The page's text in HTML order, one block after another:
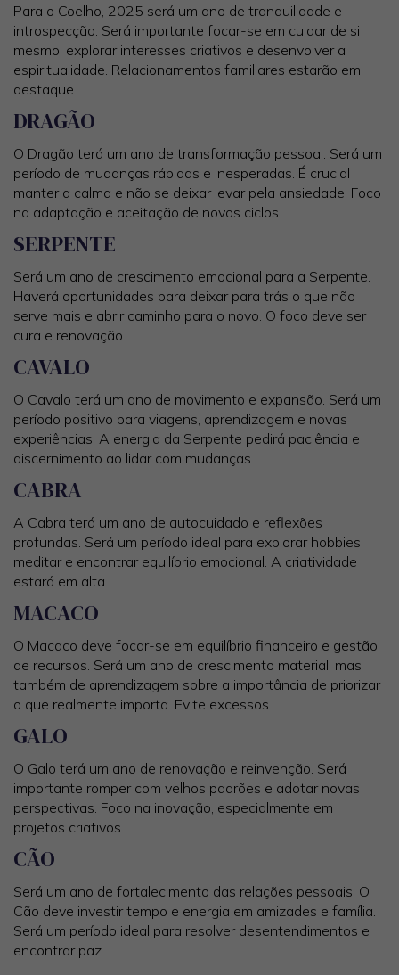
Para o Coelho, 2025 será um ano de tranquilidade e
introspecção. Será importante focar-se em cuidar de si
mesmo, explorar interesses criativos e desenvolver a
espiritualidade. Relacionamentos familiares estarão em
destaque.
DRAGÃO
O Dragão terá um ano de transformação pessoal. Será um
período de mudanças rápidas e inesperadas. É crucial
manter a calma e não se deixar levar pela ansiedade. Foco
na adaptação e aceitação de novos ciclos.
SERPENTE
Será um ano de crescimento emocional para a Serpente.
Haverá oportunidades para deixar para trás o que não
serve mais e abrir caminho para o novo. O foco deve ser
cura e renovação.
CAVALO
O Cavalo terá um ano de movimento e expansão. Será um
período positivo para viagens, aprendizagem e novas
experiências. A energia da Serpente pedirá paciência e
discernimento ao lidar com mudanças.
CABRA
A Cabra terá um ano de autocuidado e reflexões
profundas. Será um período ideal para explorar hobbies,
meditar e encontrar equilíbrio emocional. A criatividade
estará em alta.
MACACO
O Macaco deve focar-se em equilíbrio financeiro e gestão
de recursos. Será um ano de crescimento material, mas
também de aprendizagem sobre a importância de priorizar
o que realmente importa. Evite excessos.
GALO
O Galo terá um ano de renovação e reinvenção. Será
importante romper com velhos padrões e adotar novas
perspectivas. Foco na inovação, especialmente em
projetos criativos.
CÃO
Será um ano de fortalecimento das relações pessoais. O
Cão deve investir tempo e energia em amizades e família.
Será um período ideal para resolver desentendimentos e
encontrar paz.